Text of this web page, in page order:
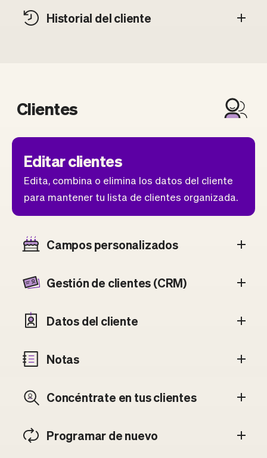
Historial del cliente
Clientes
Editar clientes
Edita, combina o elimina los datos del cliente
para mantener tu lista de clientes organizada.
Campos personalizados
Gestión de clientes (CRM)
Datos del cliente
Notas
Concéntrate en tus clientes
Programar de nuevo